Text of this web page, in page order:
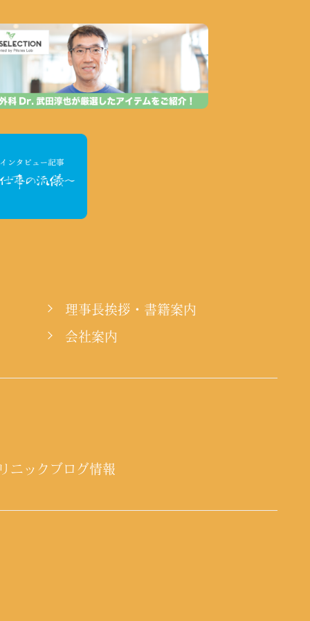
理事長挨拶・書籍案内
会社案内
ニックブログ情報